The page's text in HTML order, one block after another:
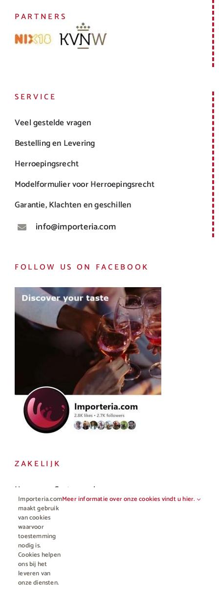
PARTNERS
SERVICE
Veel gestelde vragen
Bestelling en Levering
Herroepingsrecht
Modelformulier voor Herroepingsrecht
Garantie, Klachten en geschillen
info@importeria.com
FOLLOW US ON FACEBOOK
ZAKELIJK
Horeca en Gastronomie
Vakhandel
Importeria.com
maakt gebruik
van cookies
waarvoor
toestemming
nodig is.
Cookies helpen
ons bij het
leveren van
onze diensten.
Meer informatie over onze cookies vindt u hier.